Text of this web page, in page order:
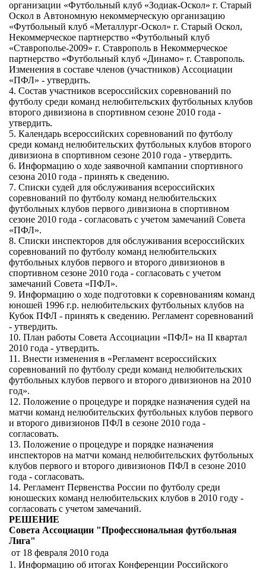
организации «Футбольный клуб «Зодиак-Оскол» г. Старый
Оскол в Автономную некоммерческую организацию
«Футбольный клуб «Металлург-Оскол» г. Старый Оскол,
Некоммерческое партнерство «Футбольный клуб
«Ставрополье-2009» г. Ставрополь в Некоммерческое
партнерство «Футбольный клуб «Динамо» г. Ставрополь.
Изменения в составе членов (участников) Ассоциации
«ПФЛ» - утвердить.
4. Состав участников всероссийских соревнований по
футболу среди команд нелюбительских футбольных клубов
второго дивизиона в спортивном сезоне 2010 года -
утвердить.
5. Календарь всероссийских соревнований по футболу
среди команд нелюбительских футбольных клубов второго
дивизиона в спортивном сезоне 2010 года - утвердить.
6. Информацию о ходе заявочной кампании спортивного
сезона 2010 года - принять к сведению.
7. Списки судей для обслуживания всероссийских
соревнований по футболу команд нелюбительских
футбольных клубов первого дивизиона в спортивном
сезоне 2010 года - согласовать с учетом замечаний Совета
«ПФЛ».
8. Списки инспекторов для обслуживания всероссийских
соревнований по футболу команд нелюбительских
футбольных клубов первого и второго дивизионов в
спортивном сезоне 2010 года - согласовать с учетом
замечаний Совета «ПФЛ».
9. Информацию о ходе подготовки к соревнованиям команд
юношей 1996 г.р. нелюбительских футбольных клубов на
Кубок ПФЛ - принять к сведению. Регламент соревнований
- утвердить.
10. План работы Совета Ассоциации «ПФЛ» на II квартал
2010 года - утвердить.
11. Внести изменения в «Регламент всероссийских
соревнований по футболу среди команд нелюбительских
футбольных клубов первого и второго дивизионов на 2010
год».
12. Положение о процедуре и порядке назначения судей на
матчи команд нелюбительских футбольных клубов первого
и второго дивизионов ПФЛ в сезоне 2010 года -
согласовать.
13. Положение о процедуре и порядке назначения
инспекторов на матчи команд нелюбительских футбольных
клубов первого и второго дивизионов ПФЛ в сезоне 2010
года - согласовать.
14. Регламент Первенства России по футболу среди
юношеских команд нелюбительских клубов в 2010 году -
согласовать с учетом замечаний.
РЕШЕНИЕ
Совета Ассоциации "Профессиональная футбольная
Лига"
от 18 февраля 2010 года
1. Информацию об итогах Конференции Российского